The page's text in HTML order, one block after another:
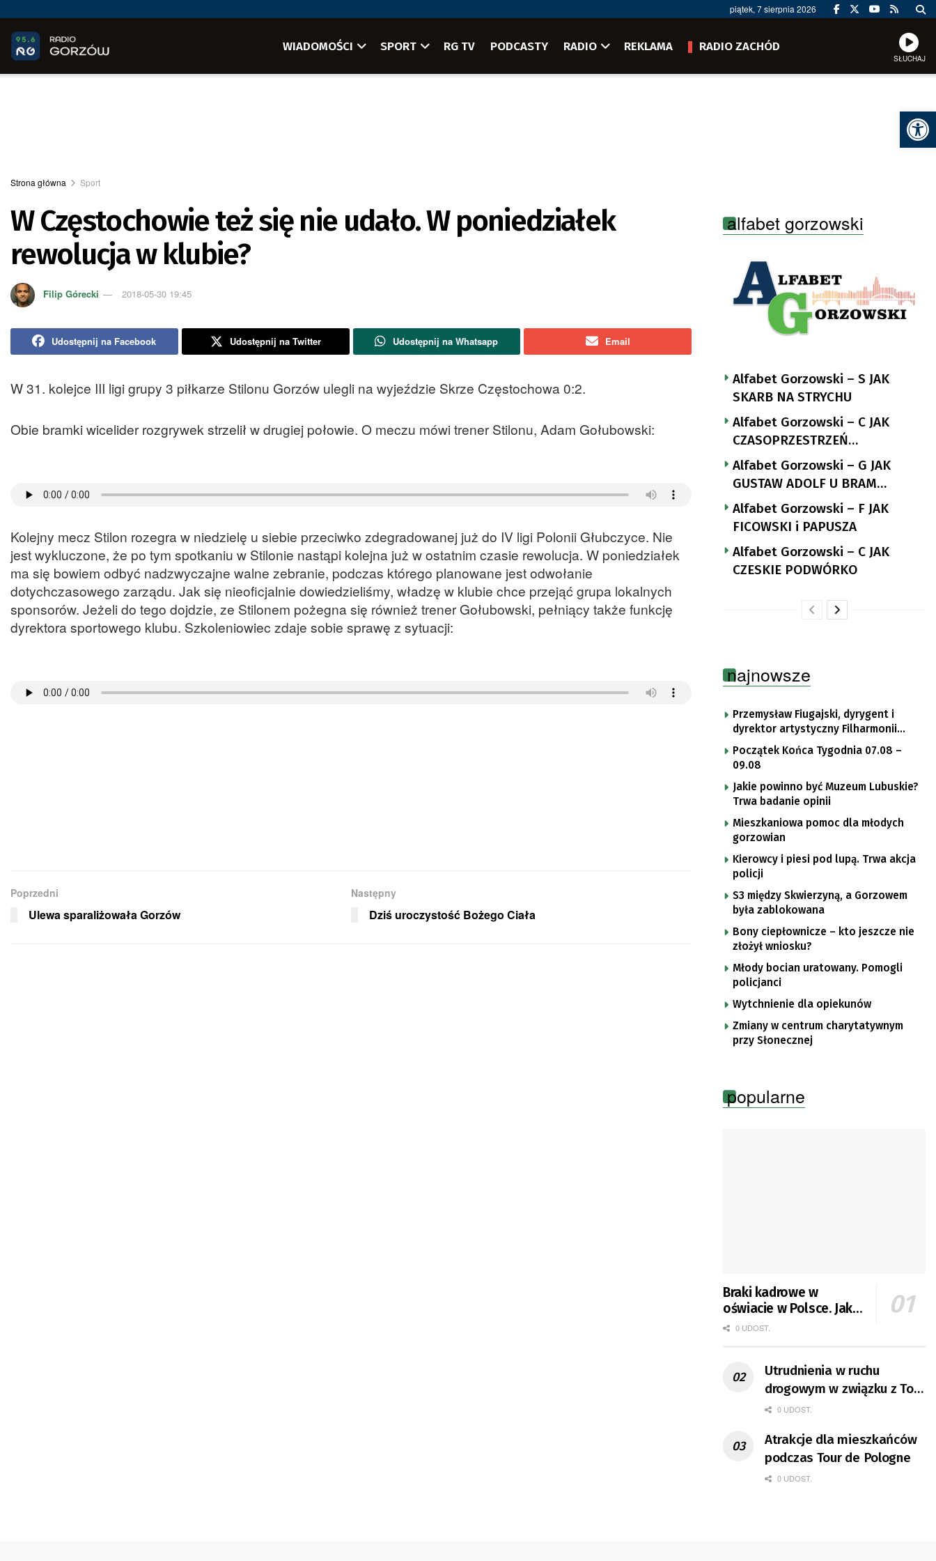
piątek, 7 sierpnia 2026
WIADOMOŚCI SPORT RG TV PODCASTY RADIO REKLAMA RADIO ZACHÓD
SŁUCHAJ
Strona główna Sport
W Częstochowie też się nie udało. W poniedziałek
rewolucja w klubie?
Filip Górecki 2018-05-30 19:45
Udostępnij na Facebook Udostępnij na Twitter Udostępnij na Whatsapp Email
W 31. kolejce III ligi grupy 3 piłkarze Stilonu Gorzów ulegli na wyjeździe Skrze Częstochowa 0:2.
Obie bramki wicelider rozgrywek strzelił w drugiej połowie. O meczu mówi trener Stilonu, Adam Gołubowski:
Kolejny mecz Stilon rozegra w niedzielę u siebie przeciwko zdegradowanej już do IV ligi Polonii Głubczyce. Nie
jest wykluczone, że po tym spotkaniu w Stilonie nastąpi kolejna już w ostatnim czasie rewolucja. W poniedziałek
ma się bowiem odbyć nadzwyczajne walne zebranie, podczas którego planowane jest odwołanie
dotychczasowego zarządu. Jak się nieoficjalnie dowiedzieliśmy, władzę w klubie chce przejąć grupa lokalnych
sponsorów. Jeżeli do tego dojdzie, ze Stilonem pożegna się również trener Gołubowski, pełniący także funkcję
dyrektora sportowego klubu. Szkoleniowiec zdaje sobie sprawę z sytuacji:
Poprzedni
Ulewa sparaliżowała Gorzów
Następny
Dziś uroczystość Bożego Ciała
alfabet gorzowski
Alfabet Gorzowski – S JAK
SKARB NA STRYCHU
Alfabet Gorzowski – C JAK
CZASOPRZESTRZEŃ
NUTTGENSA
Alfabet Gorzowski – G JAK
GUSTAW ADOLF U BRAM
LANDSBERGA
Alfabet Gorzowski – F JAK
FICOWSKI i PAPUSZA
Alfabet Gorzowski – C JAK
CZESKIE PODWÓRKO
najnowsze
Przemysław Fiugajski, dyrygent i
dyrektor artystyczny Filharmonii
Gorzowskiej
Początek Końca Tygodnia 07.08 –
09.08
Jakie powinno być Muzeum Lubuskie?
Trwa badanie opinii
Mieszkaniowa pomoc dla młodych
gorzowian
Kierowcy i piesi pod lupą. Trwa akcja
policji
S3 między Skwierzyną, a Gorzowem
była zablokowana
Bony ciepłownicze – kto jeszcze nie
złożył wniosku?
Młody bocian uratowany. Pomogli
policjanci
Wytchnienie dla opiekunów
Zmiany w centrum charytatywnym
przy Słonecznej
popularne
Braki kadrowe w
oświacie w Polsce. Jak
jest w Gorzowie?
0 UDOST.
Utrudnienia w ruchu
drogowym w związku z Tour
de Pologne
0 UDOST.
Atrakcje dla mieszkańców
podczas Tour de Pologne
0 UDOST.